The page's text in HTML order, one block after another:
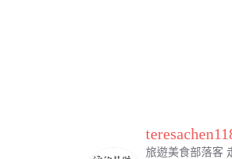
旅遊美食部落客